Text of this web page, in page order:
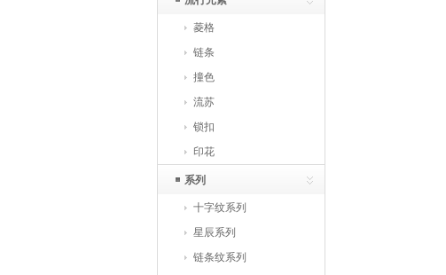
菱格
链条
撞色
流苏
锁扣
印花
系列
十字纹系列
星辰系列
链条纹系列